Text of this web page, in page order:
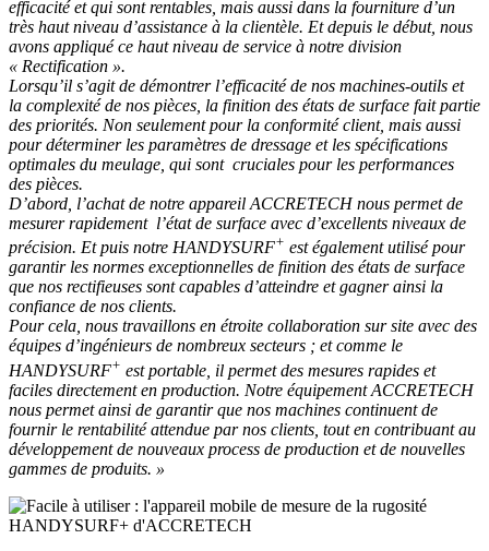
efficacité et qui sont rentables, mais aussi dans la fourniture d’un
très haut niveau d’assistance à la clientèle. Et depuis le début, nous
avons appliqué ce haut niveau de service à notre division
« Rectification ».
Lorsqu’il s’agit de démontrer l’efficacité de nos machines-outils et
la complexité de nos pièces, la finition des états de surface fait partie
des priorités. Non seulement pour la conformité client, mais aussi
pour déterminer les paramètres de dressage et les spécifications
optimales du meulage, qui sont cruciales pour les performances
des pièces.
D’abord, l’achat de notre appareil ACCRETECH nous permet de
mesurer rapidement l’état de surface avec d’excellents niveaux de
précision. Et puis notre HANDYSURF+ est également utilisé pour
garantir les normes exceptionnelles de finition des états de surface
que nos rectifieuses sont capables d’atteindre et gagner ainsi la
confiance de nos clients.
Pour cela, nous travaillons en étroite collaboration sur site avec des
équipes d’ingénieurs de nombreux secteurs ; et comme le
HANDYSURF+ est portable, il permet des mesures rapides et
faciles directement en production. Notre équipement ACCRETECH
nous permet ainsi de garantir que nos machines continuent de
fournir le rentabilité attendue par nos clients, tout en contribuant au
développement de nouveaux process de production et de nouvelles
gammes de produits. »